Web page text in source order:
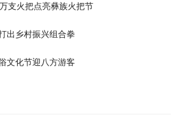
支火把点亮彝族火把节
出乡村振兴组合拳
文化节迎八方游客